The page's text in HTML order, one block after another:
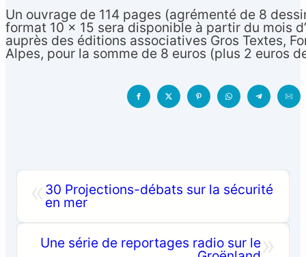
Un ouvrage de 114 pages (agrémenté de 8
format 10 x 15 sera disponible à partir du mois
auprès des éditions associatives Gros Textes,
Alpes, pour la somme de 8 euros (plus 2 euros
30 Projections-débats sur la sécurité
en mer
Une série de reportages radio sur le